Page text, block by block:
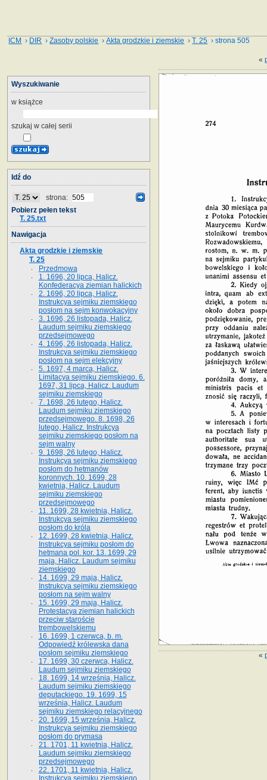
ICM › DIR ›Zasoby polskie ›Akta grodzkie i ziemskie ›T. 25 › strona 505
«
«
Wyszukiwanie
w książce
szukaj w całej serii
Idź do
strona:
Pobierz pełen tekst
T. 25.txt
Nawigacja
Akta grodzkie i ziemskie
T. 25
Przedmowa
1. 1696, 20 lipca, Halicz.
Konfederacya ziemian halickich
2. 1696, 20 lipca, Halicz.
Instrukcya sejmiku ziemskiego
posłom na sejm konwokacyjny
3. 1696, 26 listopada, Halicz.
Laudum sejmiku ziemskiego
przedsejmowego
4. 1696, 26 listopada, Halicz.
Instrukcya sejmiku ziemskiego
posłom na sejm elekcyjny
5. 1697, 4 marca, Halicz.
Limitacya sejmiku ziemskiego. 6.
1697, 31 lipca, Halicz. Laudum
sejmiku ziemskiego
7. 1698, 26 lutego, Halicz.
Laudum sejmiku ziemskiego
przedsejmowego. 8. 1698, 26
lutego, Halicz. Instrukcya
sejmiku ziemskiego posłom na
sejm walny
9. 1698, 26 lutego, Halicz.
Instrukcya sejmiku ziemskiego
posłom do hetmanów
koronnych. 10. 1699, 28
kwietnia, Halicz. Laudum
sejmiku ziemskiego
przedsejmowego
11. 1699, 28 kwietnia, Halicz.
Instrukcya sejmiku ziemskiego
posłom do króla
12. 1699, 28 kwietnia, Halicz.
Instrukcya sejmiku posłom do
hetmana pol. kor. 13. 1699, 29
maja, Halicz. Laudum sejmiku
ziemskiego
14. 1699, 29 maja, Halicz.
Instrukcya sejmiku ziemskiego
posłom na sejm walny
15. 1699, 29 maja, Halicz.
Protestacya ziemian halickich
przeciw staroście
trembowelskiemu
16. 1699, 1 czerwca, b. m.
Odpowiedź królewska dana
posłom sejmiku ziemskiego
17. 1699, 30 czerwca, Halicz.
Laudum sejmiku ziemskiego
18. 1699, 14 września, Halicz.
Laudum sejmiku ziemskiego
deputackiego. 19. 1699, 15
września, Halicz. Laudum
sejmiku ziemskiego relacyjnego
20. 1699, 15 września, Halicz.
Instrukcya sejmiku ziemskiego
posłom do prymasa
21. 1701, 11 kwietnia, Halicz.
Laudum sejmiku ziemskiego
przedsejmowego
22. 1701, 11 kwietnia, Halicz.
Instrukcya sejmiku ziemskiego